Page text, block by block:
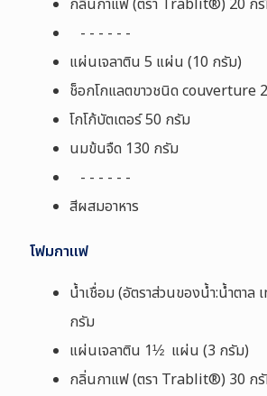
กลิ่นกาแฟ (ตรา Trablit®) 20 ก
- - - - - -
แผ่นเจลาติน 5 แผ่น (10 กรัม)
ช็อกโกแลตขาวชนิด couverture
โกโก้บัตเตอร์ 50 กรัม
นมข้นจืด 130 กรัม
- - - - - -
สีผสมอาหาร
โฟมกาแฟ
น้ำเชื่อม (อัตราส่วนของน้ำ:น้ำตาล
กรัม
แผ่นเจลาติน 1½ แผ่น (3 กรัม)
กลิ่นกาแฟ (ตรา Trablit®) 30 ก